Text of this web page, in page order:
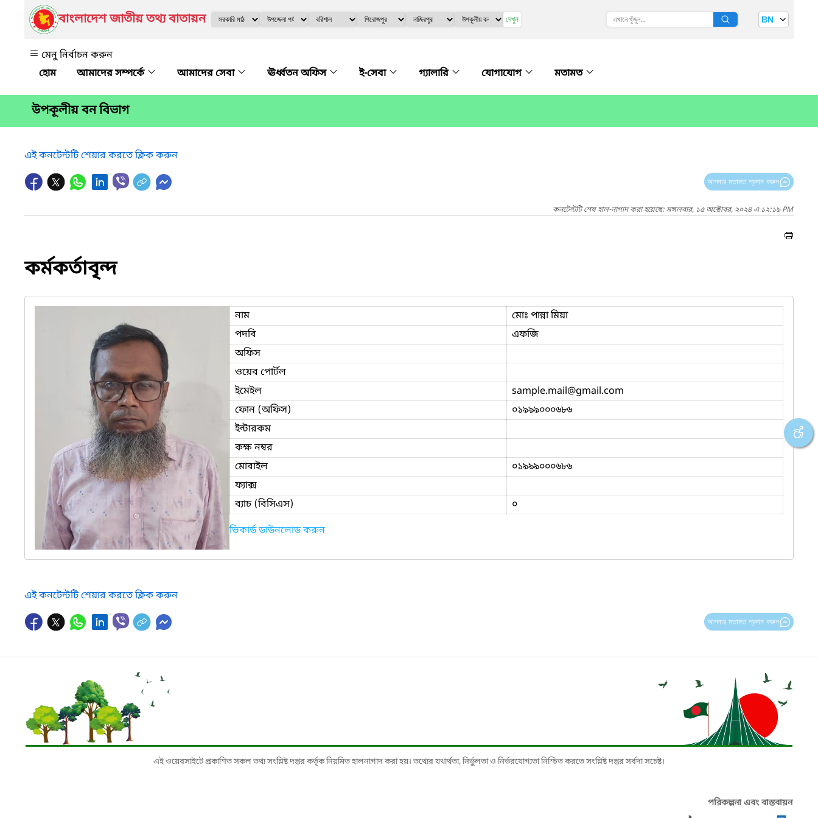
বাংলাদেশ জাতীয় তথ্য বাতায়ন দেখুন BN
মেনু নির্বাচন করুন
আমাদের সম্পর্কে
আমাদের সেবা ঊর্ধ্বতন অফিস ই-সেবা গ্যালারি যোগাযোগ মতামত
উপকূলীয় বন বিভাগ
এই কনটেন্টটি শেয়ার করতে ক্লিক করুন
আপনার মতামত প্রদান করুন
কনটেন্টটি শেষ হাল-নাগাদ করা হয়েছে: মঙ্গলবার, ১৫ অক্টোবর, ২০২৪ এ ১২:১৯ PM
কর্মকর্তাবৃন্দ
নাম
মোঃ পান্না মিয়া
পদবি
এফজি
অফিস
ওয়েব পোর্টল
ইমেইল
sample.mail@gmail.com
ফোন (অফিস)
০১৯৯৯০০০৬৮৬
ইন্টারকম
কক্ষ নম্বর
মোবাইল
০১৯৯৯০০০৬৮৬
ফ্যাক্স
ব্যাচ (বিসিএস)
০
ভিকার্ড ডাউনলোড করুন
এই কনটেন্টটি শেয়ার করতে ক্লিক করুন
আপনার মতামত প্রদান করুন
এই ওয়েবসাইটে প্রকাশিত সকল তথ্য সংশ্লিষ্ট দপ্তর কর্তৃক নিয়মিত হালনাগাদ করা হয়। তথ্যের যথার্থতা, নির্ভুলতা ও নির্ভরযোগ্যতা নিশ্চিত করতে সংশ্লিষ্ট দপ্তর সর্বদা সচেষ্ট।
পরিকল্পনা এবং বাস্তবায়ন